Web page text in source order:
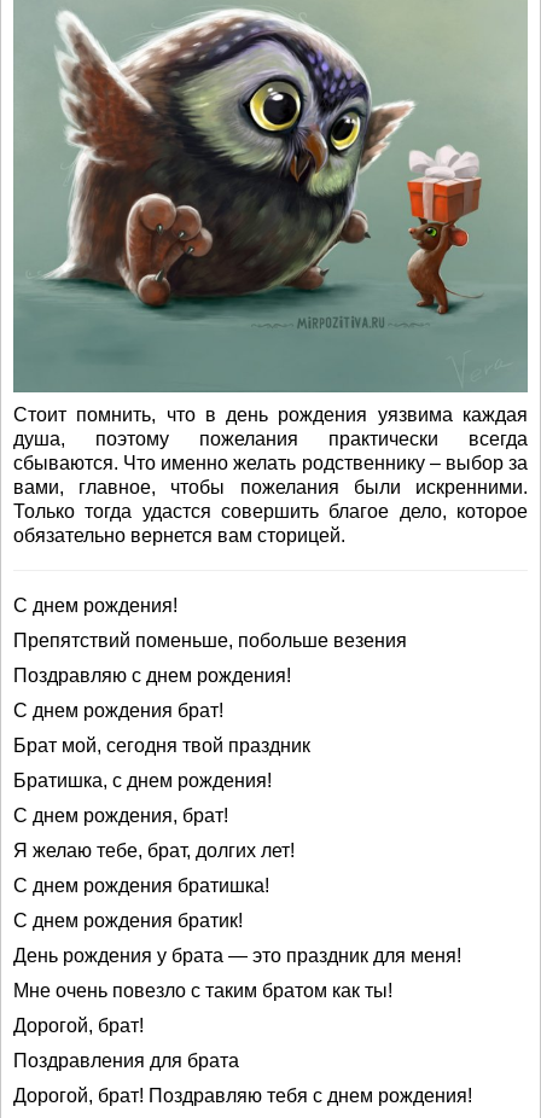
Стоит помнить, что в день рождения уязвима каждая
душа, поэтому пожелания практически всегда
сбываются. Что именно желать родственнику – выбор за
вами, главное, чтобы пожелания были искренними.
Только тогда удастся совершить благое дело, которое
обязательно вернется вам сторицей.
С днем рождения!
Препятствий поменьше, побольше везения
Поздравляю с днем рождения!
С днем рождения брат!
Брат мой, сегодня твой праздник
Братишка, с днем рождения!
С днем рождения, брат!
Я желаю тебе, брат, долгих лет!
С днем рождения братишка!
С днем рождения братик!
День рождения у брата — это праздник для меня!
Мне очень повезло с таким братом как ты!
Дорогой, брат!
Поздравления для брата
Дорогой, брат! Поздравляю тебя с днем рождения!